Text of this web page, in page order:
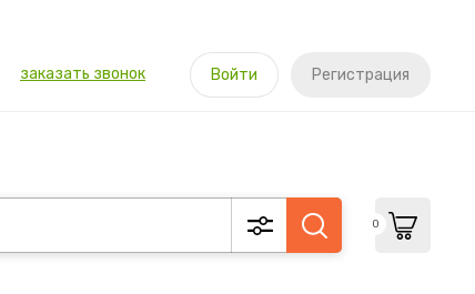
заказать звонок Войти Регистрация
0